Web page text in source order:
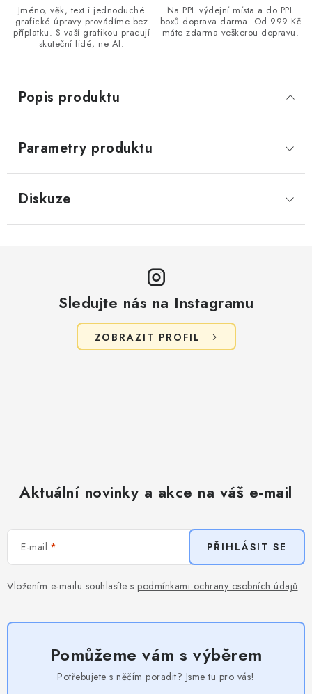
Jméno, věk, text i jednoduché
grafické úpravy provádíme bez
příplatku. S vaší grafikou pracují
skuteční lidé, ne AI.
Na PPL výdejní místa a do PPL
boxů doprava darma. Od 999 Kč
máte zdarma veškerou dopravu.
Popis produktu
Parametry produktu
Diskuze
Sledujte nás na Instagramu
ZOBRAZIT PROFIL
Aktuální novinky a akce na váš e-mail
E-mail
Vložením e-mailu souhlasíte s podmínkami ochrany osobních údajů
PŘIHLÁSIT SE
Pomůžeme vám s výběrem
Potřebujete s něčím poradit? Jsme tu pro vás!